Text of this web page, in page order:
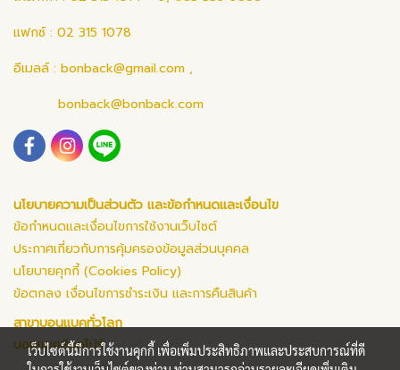
แฟกซ์ : 02 315 1078
อีเมลล์ : bonback@gmail.com ,
bonback@bonback.com
นโยบายความเป็นส่วนตัว และข้อกำหนดและเงื่อนไข
ข้อกำหนดและเงื่อนไขการใช้งานเว็บไซต์
ประกาศเกี่ยวกับการคุ้มครองข้อมูลส่วนบุคคล
นโยบายคุกกี้ (Cookies Policy)
ข้อตกลง เงื่อนไขการชำระเงิน และการคืนสินค้า
สาขาบอนแบคทั่วโลก
บอนแบคสิงคโปร์
เว็บไซต์นี้มีการใช้งานคุกกี้ เพื่อเพิ่มประสิทธิภาพและประสบการณ์ที่ดี